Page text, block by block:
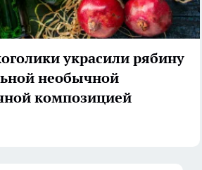
украсили рябину
необычной
композицией